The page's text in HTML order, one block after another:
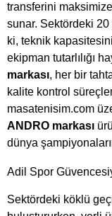
transferini
sunar. Sektördeki 20
ki, teknik
ekipman tutarlılığı
markası, her bir
kalite kontrol
masatenisim.com
ANDRO markası
dünya
Adil Spor
Sektördeki köklü